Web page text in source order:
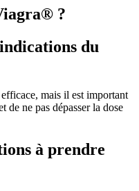
?
du
mais il est important
de ne pas dépasser la dose
à prendre